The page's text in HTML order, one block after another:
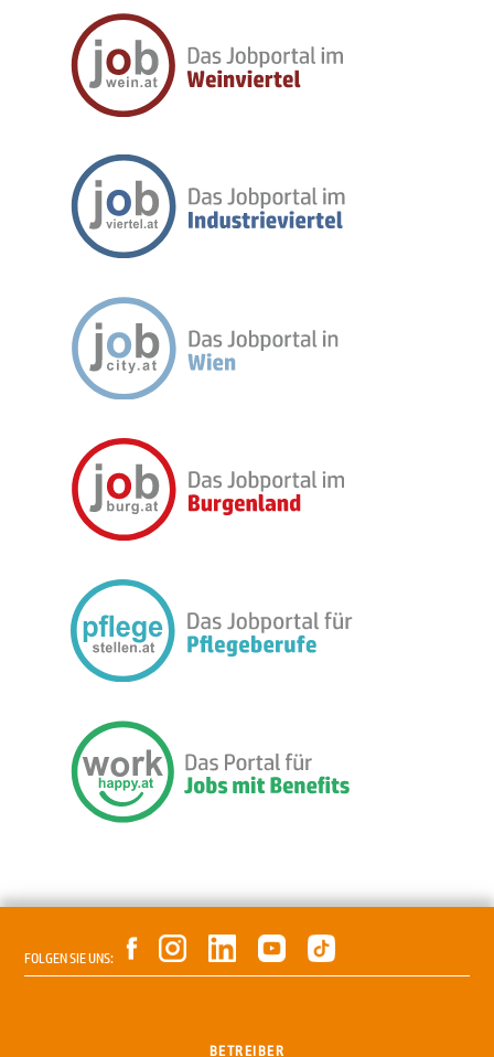
FOLGEN SIE UNS:
BETREIBER